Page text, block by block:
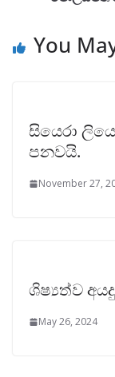
You
සියෙරා
පනවයි.
November 27,
ශිෂ්‍යත්ව
May 26, 2024